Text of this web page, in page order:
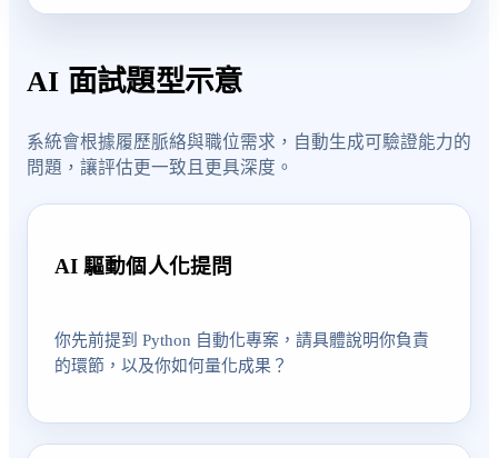
AI 面試題型示意
系統會根據履歷脈絡與職位需求，自動生成可驗證能力的
問題，讓評估更一致且更具深度。
AI 驅動個人化提問
你先前提到 Python 自動化專案，請具體說明你負責
的環節，以及你如何量化成果？